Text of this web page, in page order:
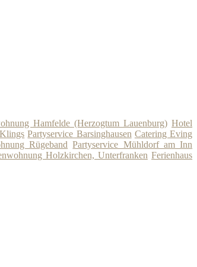
Hamfelde (Herzogtum Lauenburg) Hotel
Partyservice Barsinghausen Catering Eving
Rügeband Partyservice Mühldorf am Inn
Holzkirchen, Unterfranken Ferienhaus